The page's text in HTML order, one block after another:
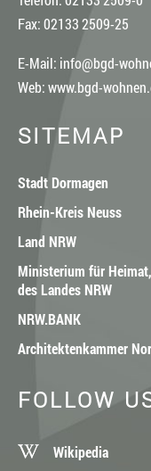
Fax: 02133 2509-25
E-Mail: info@bgd-
Web:www.bgd-
SITEMAP
Stadt Dormagen
Rhein-Kreis Neuss
Land NRW
Ministerium für
des Landes NRW
NRW.BANK
Architektenkammer
FOLLOW
Wikipedia